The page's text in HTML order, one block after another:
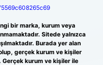
bir marka, kurum veya
Sitede yalnızca
Burada yer alan
gerçek kurum ve kişiler
Gerçek kurum ve kişiler ile